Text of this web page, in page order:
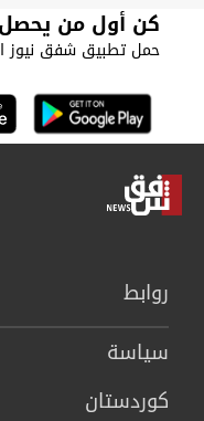
كن أول من يحصل
حمل تطبيق شفق نيوز
روابط
سیاسة
كوردستان